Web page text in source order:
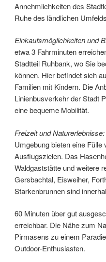
Annehmlichkeiten des
Ruhe des ländlichen
Einkaufsmöglichkeiten und
etwa 3 Fahrminuten
Stadtteil Ruhbank, wo Sie
können. Hier befindet sich
Familien mit Kindern. Die
Linienbusverkehr der Stadt
eine bequeme Mobilität.
Freizeit und Naturerlebnisse:
Umgebung bieten eine
Ausflugszielen. Das
Waldgaststätte und weitere
Gersbachtal, Eisweiher,
Starkenbrunnen sind
60 Minuten über gut
erreichbar. Die Nähe zum
Pirmasens zu einem
Outdoor-Enthusiasten.